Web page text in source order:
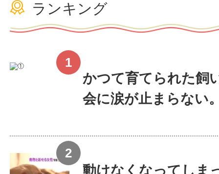
ランキング
かつて育てられた飼
会に涙が止まらない
動けなくなってしま